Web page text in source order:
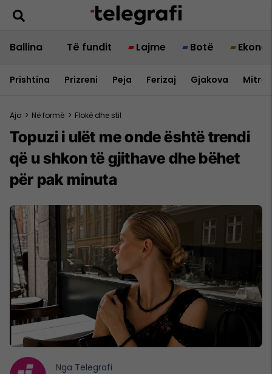
Ballina Të fundit Lajme Botë
Prishtina Prizreni Peja Ferizaj Gjakova
Ajo > Në formë > Flokë dhe stil
Topuzi i ulët me onde është trendi
që u shkon të gjithave dhe bëhet
për pak minuta
Nga Telegrafi